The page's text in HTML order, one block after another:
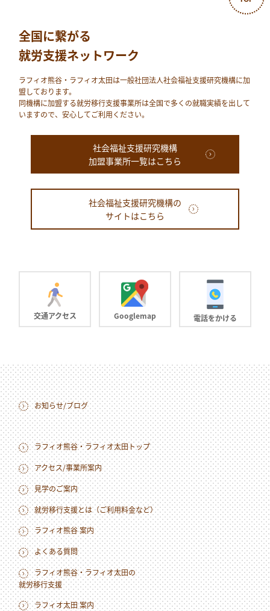
全国に繋がる
就労支援ネットワーク
ラフィオ熊⾕・ラフィオ太田は⼀般社団法⼈社会福祉⽀援研究機構に加
盟しております。
同機構に加盟する就労移⾏⽀援事業所は全国で多くの就職実績を出して
いますので、安⼼してご利⽤ください。
社会福祉支援研究機構
加盟事業所一覧はこちら
社会福祉支援研究機構の
サイトはこちら
交通アクセス Googlemap 電話をかける
ラフィオ熊谷・ラフィオ太田トップ
就労移行支援とは（ご利用料金など）
ラフィオ熊谷・ラフィオ太田の
就労移行支援
アクセス/事業所案内
ラフィオ熊谷 案内
ラフィオ太田 案内
見学のご案内
よくある質問
お知らせ/ブログ